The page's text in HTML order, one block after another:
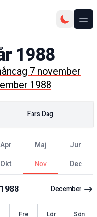
1988
7 november
1988
Fars Dag
apr maj
jun
okt nov dec
1988 December
Fre Lör Sön